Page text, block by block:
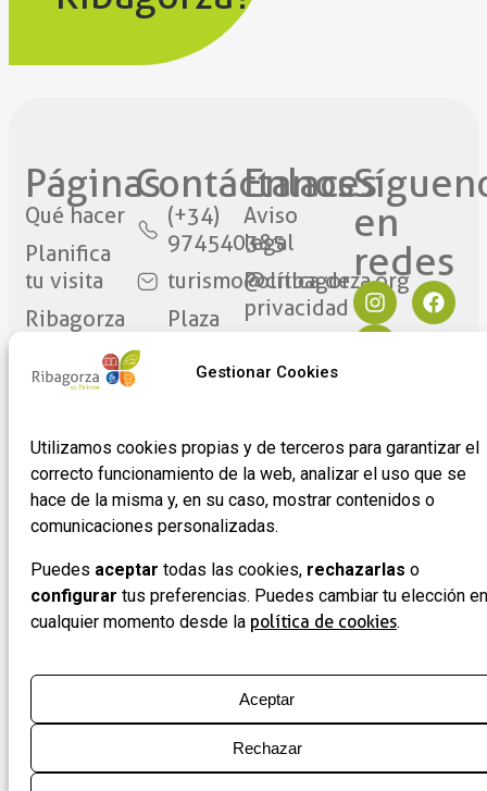
Gestionar Cookies
Utilizamos cookies propias y de terceros para garantizar el
correcto funcionamiento de la web, analizar el uso que se
hace de la misma y, en su caso, mostrar contenidos o
comunicaciones personalizadas.
Puedes aceptar todas las cookies, rechazarlas o
configurar tus preferencias. Puedes cambiar tu elección en
cualquier momento desde la política de cookies.
Aceptar
Rechazar
Páginas
Qué hacer
Planifica
tu visita
Ribagorza
Noticias
Contáctanos​
(+34)
974540385
turismo@cribagorza.org
Plaza
(Huesca)
Enlaces
Aviso
legal
Política de
privacidad
Cookies
de
adhesión
de
empresas
en
redes​